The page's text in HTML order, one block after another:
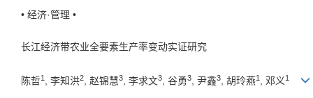
• 经济·管理 •
长江经济带农业全要素生产率变动实证研究
陈哲1 , 李知洪2 , 赵锦慧3 , 李求文3 , 谷勇3 , 尹鑫3 , 胡玲燕1 , 邓义 1